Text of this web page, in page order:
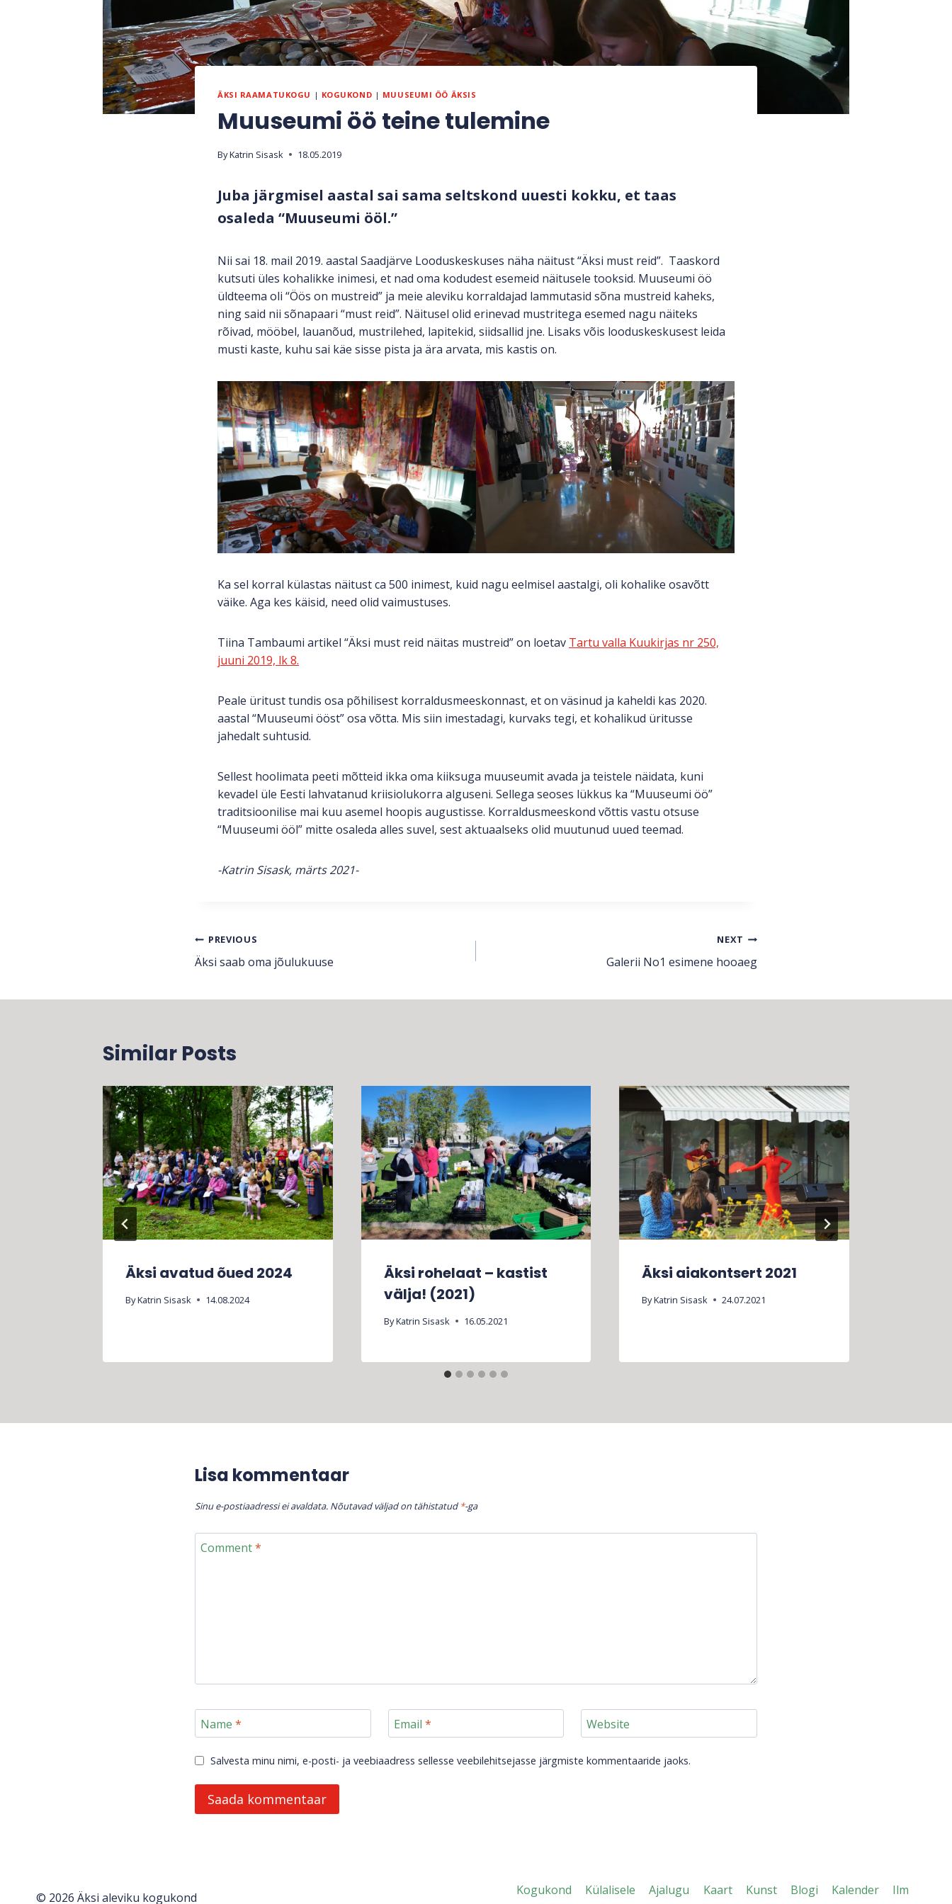
ÄKSI RAAMATUKOGU | KOGUKOND | MUUSEUMI ÖÖ ÄKSIS
Muuseumi öö teine tulemine
ByKatrin Sisask 18.05.2019
Juba järgmisel aastal sai sama seltskond uuesti kokku, et taas
osaleda “Muuseumi ööl.”
Nii sai 18. mail 2019. aastal Saadjärve Looduskeskuses näha näitust “Äksi must reid”. Taaskord
kutsuti üles kohalikke inimesi, et nad oma kodudest esemeid näitusele tooksid. Muuseumi öö
üldteema oli “Öös on mustreid” ja meie aleviku korraldajad lammutasid sõna mustreid kaheks,
ning said nii sõnapaari “must reid”. Näitusel olid erinevad mustritega esemed nagu näiteks
rõivad, mööbel, lauanõud, mustrilehed, lapitekid, siidsallid jne. Lisaks võis looduskeskusest leida
musti kaste, kuhu sai käe sisse pista ja ära arvata, mis kastis on.
Ka sel korral külastas näitust ca 500 inimest, kuid nagu eelmisel aastalgi, oli kohalike osavõtt
väike. Aga kes käisid, need olid vaimustuses.
Tiina Tambaumi artikel “Äksi must reid näitas mustreid” on loetav Tartu valla Kuukirjas nr 250,
juuni 2019, lk 8.
Peale üritust tundis osa põhilisest korraldusmeeskonnast, et on väsinud ja kaheldi kas 2020.
aastal “Muuseumi ööst” osa võtta. Mis siin imestadagi, kurvaks tegi, et kohalikud üritusse
jahedalt suhtusid.
Sellest hoolimata peeti mõtteid ikka oma kiiksuga muuseumit avada ja teistele näidata, kuni
kevadel üle Eesti lahvatanud kriisiolukorra alguseni. Sellega seoses lükkus ka “Muuseumi öö”
traditsioonilise mai kuu asemel hoopis augustisse. Korraldusmeeskond võttis vastu otsuse
“Muuseumi ööl” mitte osaleda alles suvel, sest aktuaalseks olid muutunud uued teemad.
-Katrin Sisask, märts 2021-
Navigeerimine
PREVIOUS
Äksi saab oma jõulukuuse
NEXT
Galerii No1 esimene hooaeg
Similar Posts
Äksi avatud õued 2024
ByKatrin Sisask 14.08.2024
Äksi rohelaat – kastist
välja! (2021)
ByKatrin Sisask 16.05.2021
Äksi aiakontsert 2021
ByKatrin Sisask 24.07.2021
Lisa kommentaar
Sinu e-postiaadressi ei avaldata. Nõutavad väljad on tähistatud *-ga
Comment*
Name * Email * Website
Salvesta minu nimi, e-posti- ja veebiaadress sellesse veebilehitsejasse järgmiste kommentaaride jaoks.
© 2026 Äksi aleviku kogukond
Kogukond Külalisele Ajalugu Kaart Kunst Blogi Kalender Ilm